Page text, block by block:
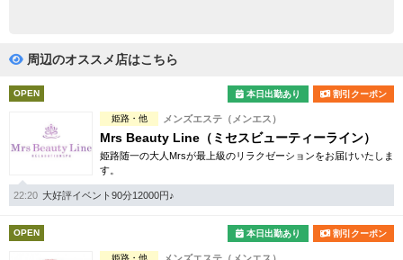
ペアルームあり
フットバスあり 岩盤浴あり
専用駐車場あり 有資格者在籍
日本人スタッフのみ 女性スタッフのみ
スタッフ指名可
駅から徒歩5分以内
周辺のオススメ店はこちら
OPEN 本日出勤あり 割引クーポン
姫路・他 メンズエステ（メンエス）
Mrs Beauty Line（ミセスビューティーライン）
姫路随一の大人Mrsが最上級のリラクゼーションをお届けいたしま
す。
22:20 大好評イベント90分12000円♪
OPEN 本日出勤あり 割引クーポン
姫路・他